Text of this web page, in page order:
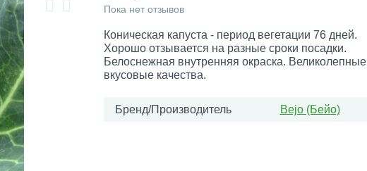
Пока нет отзывов
Коническая капуста - период вегетации 76 дней.
Хорошо отзывается на разные сроки посадки.
Белоснежная внутренняя окраска. Великолепные
вкусовые качества.
Бренд/Производитель Bejo (Бейо)